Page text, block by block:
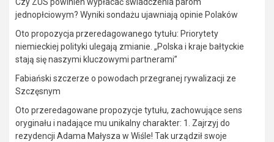
Czy ZUS powinien wypłacać świadczenia parom
jednopłciowym? Wyniki sondażu ujawniają opinie Polaków
Oto propozycja przeredagowanego tytułu: Priorytety
niemieckiej polityki ulegają zmianie. „Polska i kraje bałtyckie
stają się naszymi kluczowymi partnerami”
Fabiański szczerze o powodach przegranej rywalizacji ze
Szczęsnym
Oto przeredagowane propozycje tytułu, zachowujące sens
oryginału i nadające mu unikalny charakter: 1. Zajrzyj do
rezydencji Adama Małysza w Wiśle! Tak urządził swoje